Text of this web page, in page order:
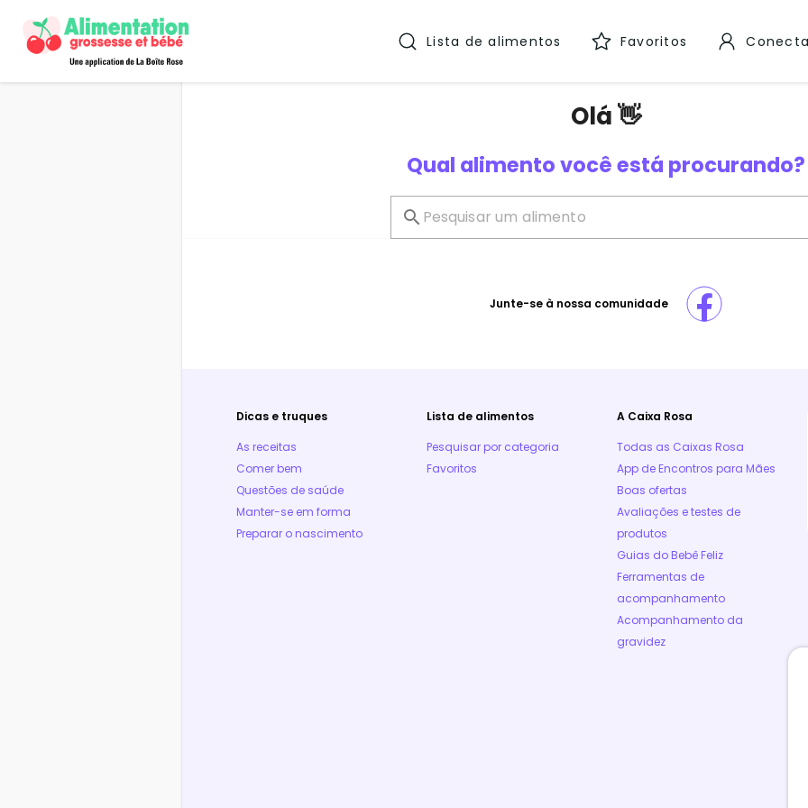
Lista de alimentos Favoritos
Olá 👋
Qual alimento você está procurando?
Junte-se à nossa comunidade
Dicas e truques
As receitas
Comer bem
Questões de saúde
Manter-se em forma
Preparar o nascimento
Lista de alimentos
Pesquisar por categoria
Favoritos
A Caixa Rosa
Todas as Caixas Rosa
App de Encontros para Mães
Boas ofertas
Avaliações e testes de
produtos
Guias do Bebê Feliz
Ferramentas de
acompanhamento
Acompanhamento da
gravidez